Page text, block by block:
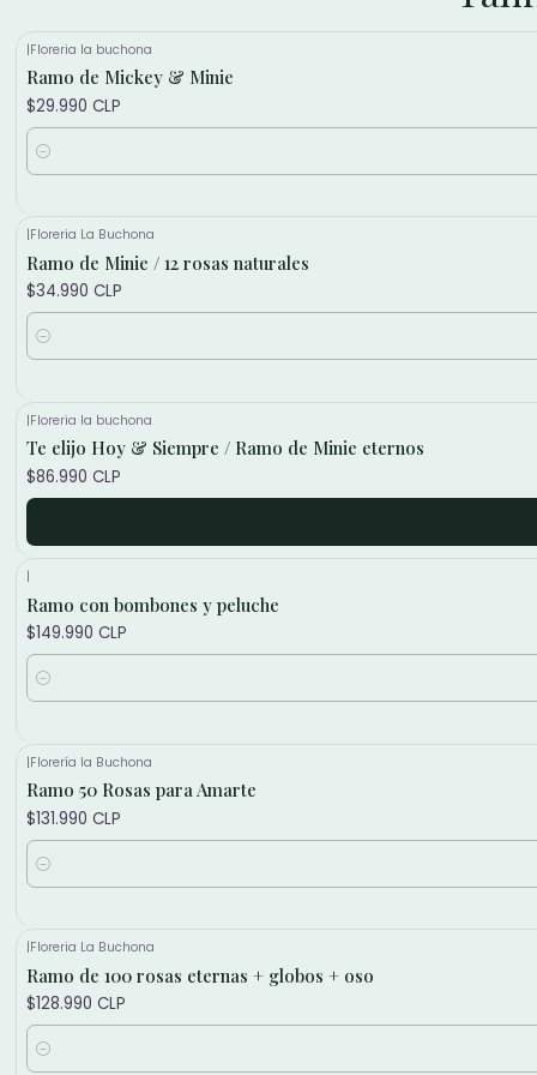
|Floreria la buchona
Ramo de Mickey & Minie
$29.990 CLP
Cantidad
|Floreria La Buchona
Ramo de Minie / 12 rosas naturales
$34.990 CLP
Cantidad
|Floreria la buchona
Te elijo Hoy & Siempre / Ramo de Minie eternos
$86.990 CLP
|
Ramo con bombones y peluche
$149.990 CLP
Cantidad
|Florería la Buchona
Ramo 50 Rosas para Amarte
$131.990 CLP
Cantidad
|Floreria La Buchona
Ramo de 100 rosas eternas + globos + oso
$128.990 CLP
Cantidad